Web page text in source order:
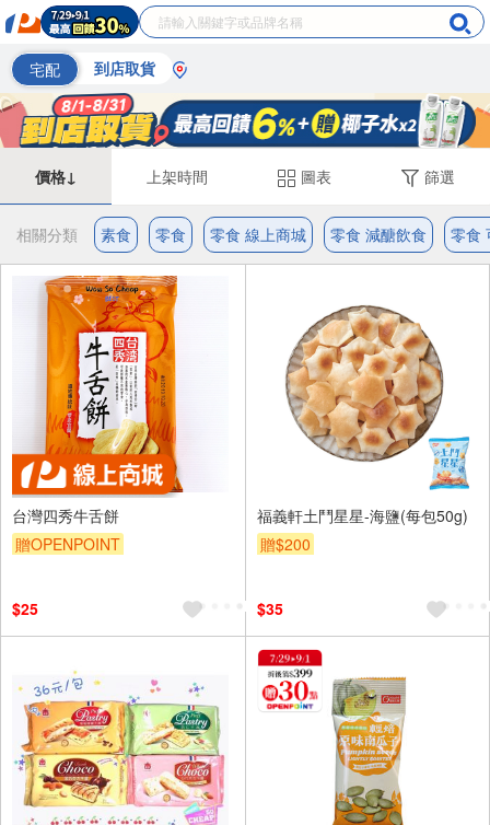
宅配 到店取貨
價格↓ 上架時間 圖表 篩選
相關分類 素食 零食 零食 線上商城 零食 減醣飲食 零食
台灣四秀牛舌餅
贈OPENPOINT
$25
福義軒土鬥星星-海鹽(每包50g)
贈$200
$35